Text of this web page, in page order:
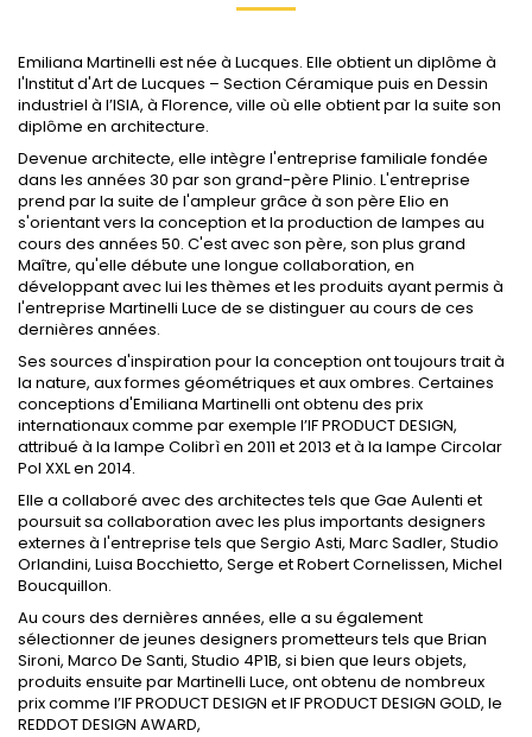
Emiliana Martinelli est née à Lucques. Elle obtient un diplôme à
l'Institut d'Art de Lucques – Section Céramique puis en Dessin
industriel à l’ISIA, à Florence, ville où elle obtient par la suite son
diplôme en architecture.
Devenue architecte, elle intègre l'entreprise familiale fondée
dans les années 30 par son grand-père Plinio. L'entreprise
prend par la suite de l'ampleur grâce à son père Elio en
s'orientant vers la conception et la production de lampes au
cours des années 50. C'est avec son père, son plus grand
Maître, qu'elle débute une longue collaboration, en
développant avec lui les thèmes et les produits ayant permis à
l'entreprise Martinelli Luce de se distinguer au cours de ces
dernières années.
Ses sources d'inspiration pour la conception ont toujours trait à
la nature, aux formes géométriques et aux ombres. Certaines
conceptions d'Emiliana Martinelli ont obtenu des prix
internationaux comme par exemple l’IF PRODUCT DESIGN,
attribué à la lampe Colibrì en 2011 et 2013 et à la lampe Circolar
Pol XXL en 2014.
Elle a collaboré avec des architectes tels que Gae Aulenti et
poursuit sa collaboration avec les plus importants designers
externes à l'entreprise tels que Sergio Asti, Marc Sadler, Studio
Orlandini, Luisa Bocchietto, Serge et Robert Cornelissen, Michel
Boucquillon.
Au cours des dernières années, elle a su également
sélectionner de jeunes designers prometteurs tels que Brian
Sironi, Marco De Santi, Studio 4P1B, si bien que leurs objets,
produits ensuite par Martinelli Luce, ont obtenu de nombreux
prix comme l’IF PRODUCT DESIGN et IF PRODUCT DESIGN GOLD, le
REDDOT DESIGN AWARD,